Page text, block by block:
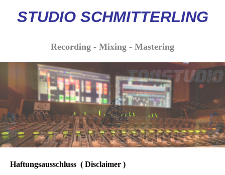
STUDIO SCHMITTERLING
Recording - Mixing - Mastering
Haftungsausschluss ( Disclaimer )